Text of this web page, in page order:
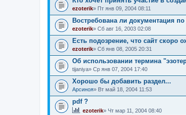
ezoterik» Пт янв 09, 2004 08:11
Востребована ли документация
ezoterik» Сб авг 16, 2003 02:08
Есть подозрение, что сайт скоро
ezoterik» Сб янв 08, 2005 20:31
Об использовании термина
tijaniya» Ср янв 07, 2004 17:40
Хорошо бы добавить раздел...
Арсиноя» Вт май 18, 2004 11:53
pdf ?
ezoterik» Чт мар 11, 2004 08:40